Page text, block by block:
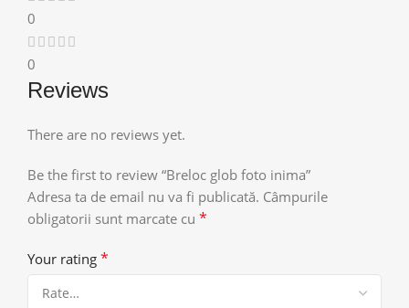
0
0
Reviews
There are no reviews yet.
Be the first to review “Breloc glob foto inima”
Adresa ta de email nu va fi publicată. Câmpurile
obligatorii sunt marcate cu *
Your rating *